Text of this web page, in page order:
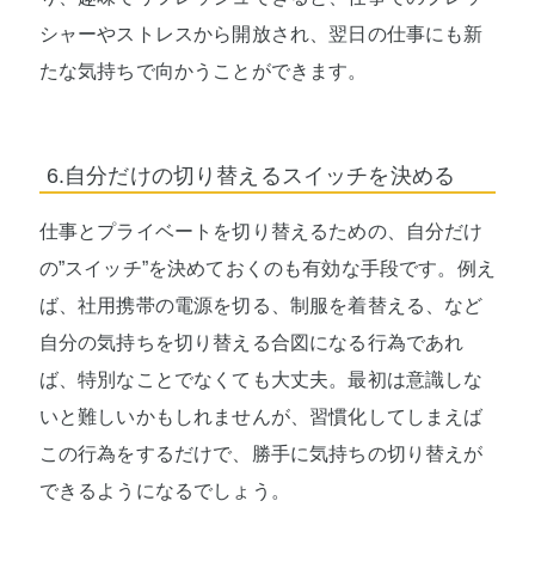
シャーやストレスから開放され、翌日の仕事にも新
たな気持ちで向かうことができます。
6.自分だけの切り替えるスイッチを決める
仕事とプライベートを切り替えるための、自分だけ
の”スイッチ”を決めておくのも有効な手段です。例え
ば、社用携帯の電源を切る、制服を着替える、など
自分の気持ちを切り替える合図になる行為であれ
ば、特別なことでなくても大丈夫。最初は意識しな
いと難しいかもしれませんが、習慣化してしまえば
この行為をするだけで、勝手に気持ちの切り替えが
できるようになるでしょう。